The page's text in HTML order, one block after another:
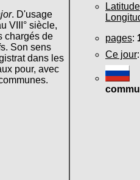
. D'usage
VIII° siècle,
chargés de
Son sens
dans les
pour, avec
Latitude
pages:
Ce jour: